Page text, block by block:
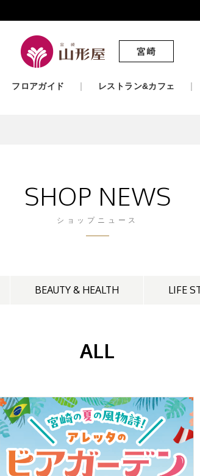
フロアガイド レストラン&カフェ
SHOP NEWS
ショップニュース
BEAUTY & HEALTH LIFE
ALL